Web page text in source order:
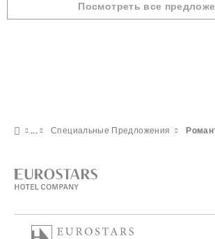
Посмотреть все
Специальные Предложения